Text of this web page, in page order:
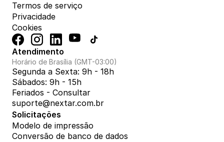
Termos de serviço
Privacidade
Cookies
Atendimento
Horário de Brasília (GMT-03:00)
Segunda a Sexta: 9h - 18h
Sábados: 9h - 15h
Feriados - Consultar
suporte@nextar.com.br
Solicitações
Modelo de impressão
Conversão de banco de dados